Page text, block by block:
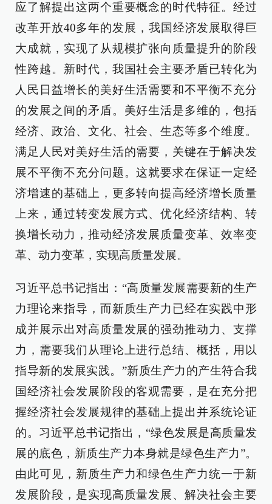
应了解提出这两个重要概念的时代特征。经过
改革开放40多年的发展，我国经济发展取得巨
大成就，实现了从规模扩张向质量提升的阶段
性跨越。新时代，我国社会主要矛盾已转化为
人民日益增长的美好生活需要和不平衡不充分
的发展之间的矛盾。美好生活是多维的，包括
经济、政治、文化、社会、生态等多个维度。
满足人民对美好生活的需要，关键在于解决发
展不平衡不充分问题。这就要求在保证一定经
济增速的基础上，更多转向提高经济增长质量
上来，通过转变发展方式、优化经济结构、转
换增长动力，推动经济发展质量变革、效率变
革、动力变革，实现高质量发展。
习近平总书记指出：“高质量发展需要新的生产
力理论来指导，而新质生产力已经在实践中形
成并展示出对高质量发展的强劲推动力、支撑
力，需要我们从理论上进行总结、概括，用以
指导新的发展实践。”新质生产力的产生符合我
国经济社会发展阶段的客观需要，是在充分把
握经济社会发展规律的基础上提出并系统论证
的。习近平总书记指出，“绿色发展是高质量发
展的底色，新质生产力本身就是绿色生产力”。
由此可见，新质生产力和绿色生产力统一于新
发展阶段，是实现高质量发展、解决社会主要